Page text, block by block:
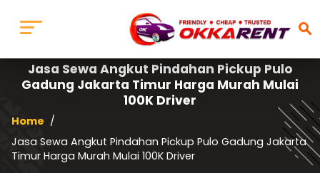
search
Jasa Sewa Angkut Pindahan Pickup Pulo
Gadung Jakarta Timur Harga Murah Mulai
100K Driver
Home /
Jasa Sewa Angkut Pindahan Pickup Pulo Gadung Jakarta
Timur Harga Murah Mulai 100K Driver